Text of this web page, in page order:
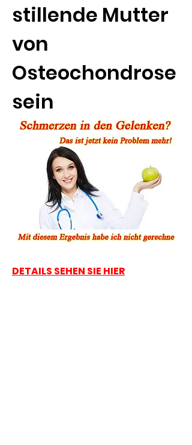
stillende Mutter
von
Osteochondrose
sein
DETAILS SEHEN SIE HIER